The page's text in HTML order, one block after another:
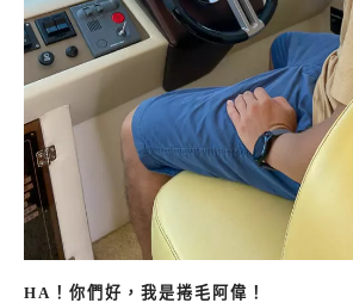
HA！你們好，我是捲毛阿偉！